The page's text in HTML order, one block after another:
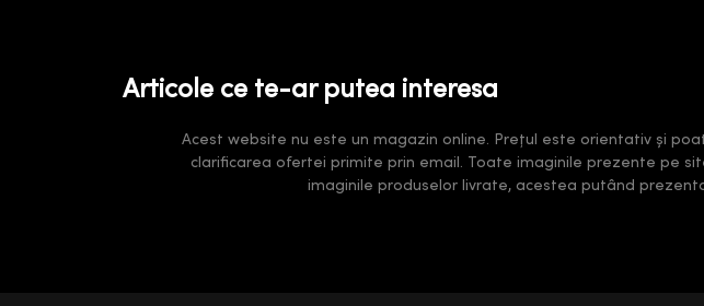
Articole ce te-ar putea interesa
Acest website nu este un magazin online. Prețul este orientativ și
clarificarea ofertei primite prin email. Toate imaginile prezente pe
imaginile produselor livrate, acestea putând